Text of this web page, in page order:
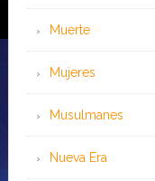
Muerte
Mujeres
Musulmanes
Nueva Era